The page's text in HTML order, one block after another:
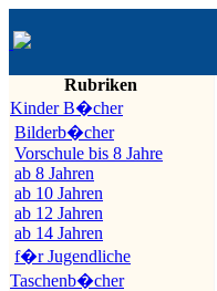
Rubriken
Kinder B�cher
Bilderb�cher
Vorschule bis 8 Jahre
ab 8 Jahren
ab 10 Jahren
ab 12 Jahren
ab 14 Jahren
f�r Jugendliche
Taschenb�cher